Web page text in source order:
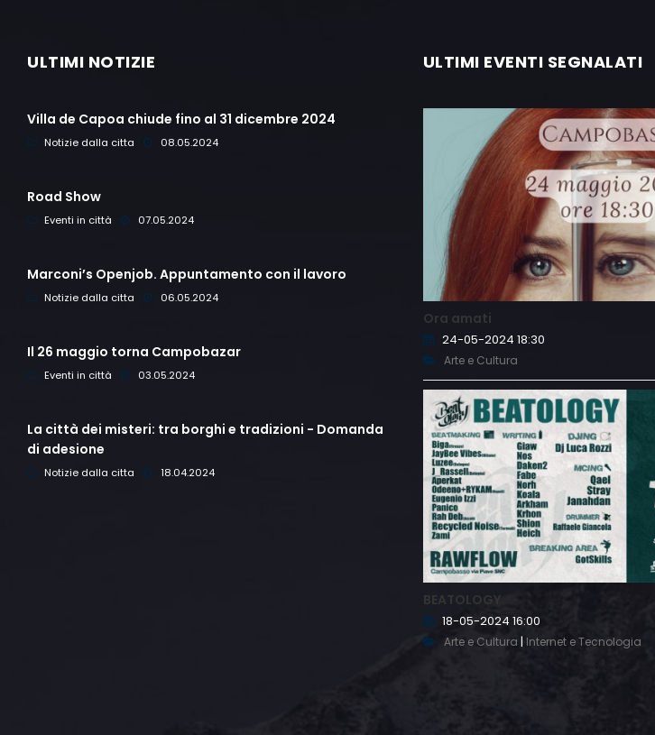
ULTIMI NOTIZIE
Villa de Capoa chiude fino al 31 dicembre 2024
Notizie dalla citta 08.05.2024
Road Show
Eventi in città 07.05.2024
Marconi’s Openjob. Appuntamento con il lavoro
Notizie dalla citta 06.05.2024
Il 26 maggio torna Campobazar
Eventi in città 03.05.2024
La città dei misteri: tra borghi e tradizioni - Domanda
di adesione
Notizie dalla citta 18.04.2024
ULTIMI EVENTI SEGNALATI
Ora amati
24-05-2024 18:30
Arte e Cultura
BEATOLOGY
18-05-2024 16:00
Arte e Cultura | Internet e Tecnologia